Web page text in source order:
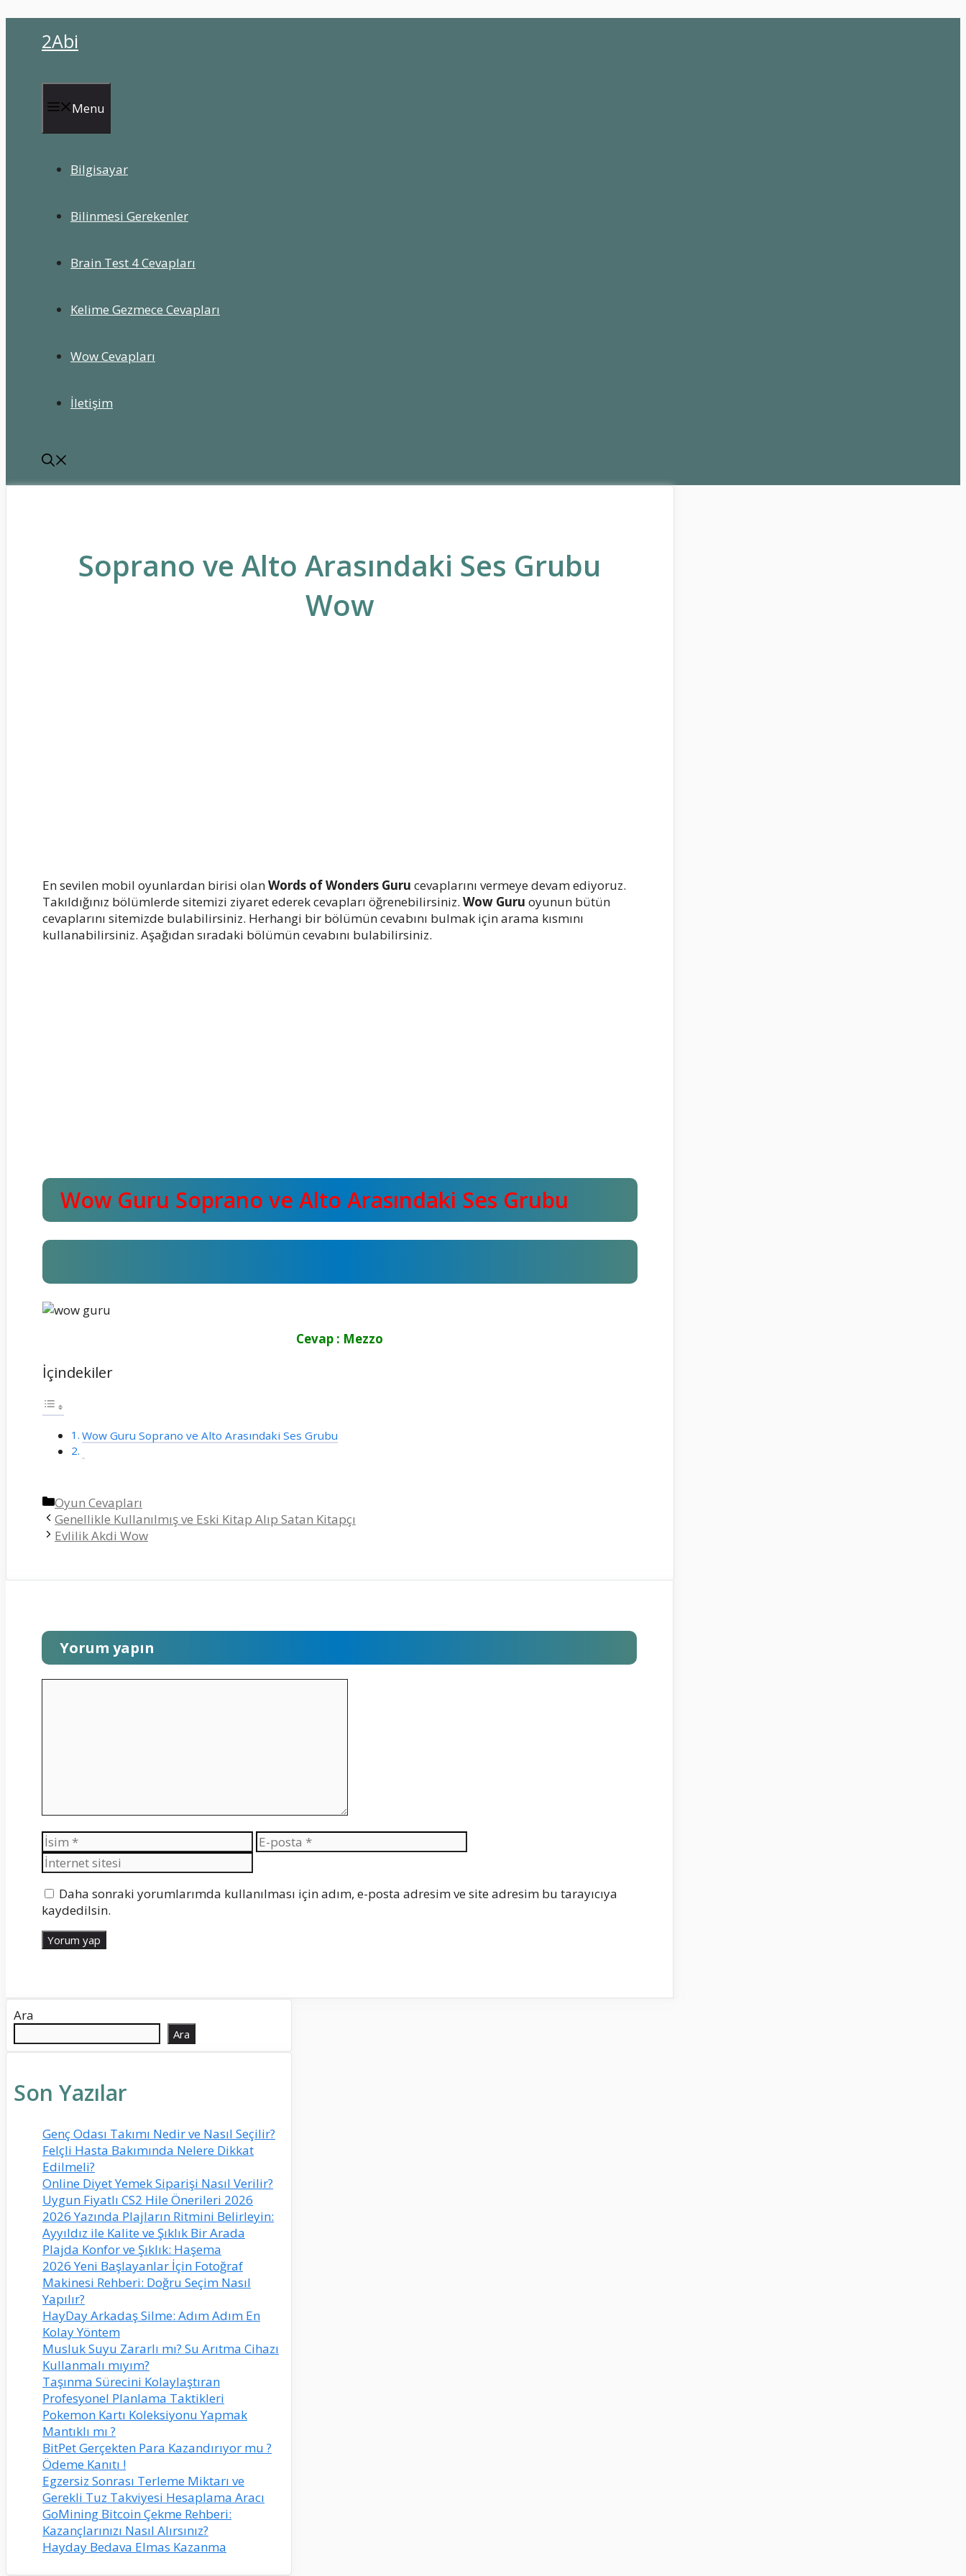
2Abi
Menu
Bilgisayar
Bilinmesi Gerekenler
Brain Test 4 Cevapları
Kelime Gezmece Cevapları
Wow Cevapları
İletişim
Soprano ve Alto Arasındaki Ses Grubu
Wow
En sevilen mobil oyunlardan birisi olanWords of Wonders Guru cevaplarını vermeye devam ediyoruz.
Takıldığınız bölümlerde sitemizi ziyaret ederek cevapları öğrenebilirsiniz. Wow Guru oyunun bütün
cevaplarını sitemizde bulabilirsiniz. Herhangi bir bölümün cevabını bulmak için arama kısmını
kullanabilirsiniz. Aşağıdan sıradaki bölümün cevabını bulabilirsiniz.
Wow Guru Soprano ve Alto Arasındaki Ses Grubu
Cevap : Mezzo
İçindekiler
Wow Guru Soprano ve Alto Arasındaki Ses Grubu
Kategoriler
Oyun Cevapları
Genellikle Kullanılmış ve Eski Kitap Alıp Satan Kitapçı
Evlilik Akdi Wow
Yorum yapın
İsim
E-
posta
sitesi
Daha sonraki yorumlarımda kullanılması için adım, e-posta adresim ve site adresim bu tarayıcıya
kaydedilsin.
Ara
Ara
Son Yazılar
Genç Odası Takımı Nedir ve Nasıl Seçilir?
Felçli Hasta Bakımında Nelere Dikkat
Edilmeli?
Online Diyet Yemek Siparişi Nasıl Verilir?
Uygun Fiyatlı CS2 Hile Önerileri 2026
2026 Yazında Plajların Ritmini Belirleyin:
Ayyıldız ile Kalite ve Şıklık Bir Arada
Plajda Konfor ve Şıklık: Haşema
2026 Yeni Başlayanlar İçin Fotoğraf
Makinesi Rehberi: Doğru Seçim Nasıl
Yapılır?
HayDay Arkadaş Silme: Adım Adım En
Kolay Yöntem
Musluk Suyu Zararlı mı? Su Arıtma Cihazı
Kullanmalı mıyım?
Taşınma Sürecini Kolaylaştıran
Profesyonel Planlama Taktikleri
Pokemon Kartı Koleksiyonu Yapmak
Mantıklı mı ?
BitPet Gerçekten Para Kazandırıyor mu ?
Ödeme Kanıtı !
Egzersiz Sonrası Terleme Miktarı ve
Gerekli Tuz Takviyesi Hesaplama Aracı
GoMining Bitcoin Çekme Rehberi:
Kazançlarınızı Nasıl Alırsınız?
Hayday Bedava Elmas Kazanma